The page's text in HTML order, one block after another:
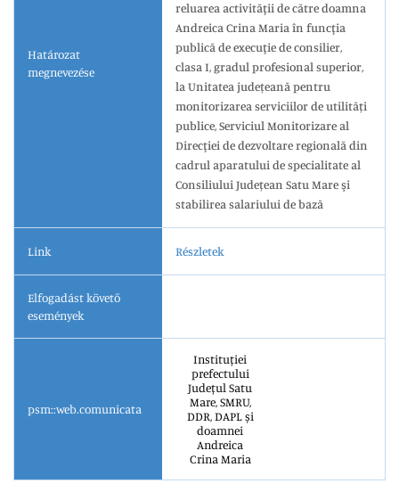
Határozat
megnevezése
reluarea activităţii de către doamna
Andreica Crina Maria în funcţia
publică de execuţie de consilier,
clasa I, gradul profesional superior,
la Unitatea județeană pentru
monitorizarea serviciilor de utilități
publice, Serviciul Monitorizare al
Direcţiei de dezvoltare regională din
cadrul aparatului de specialitate al
Consiliului Județean Satu Mare şi
stabilirea salariului de bază
Link Részletek
Elfogadást követő
események
psm::web.comunicata
Instituției
prefectului
Județul Satu
Mare, SMRU,
DDR, DAPL și
doamnei
Andreica
Crina Maria